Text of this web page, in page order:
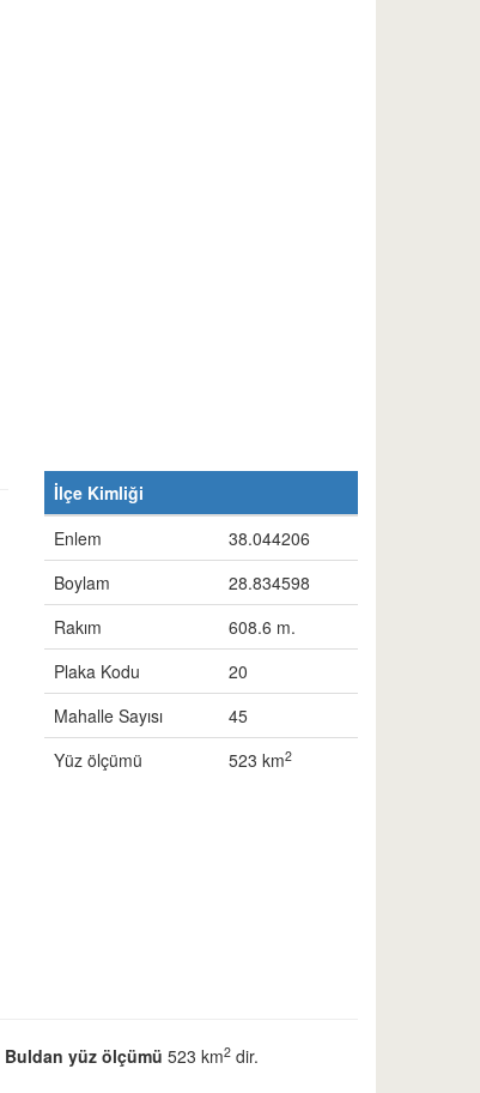
İlçe Kimliği
Enlem
38.044206
Boylam
28.834598
Rakım
608.6 m.
Plaka Kodu
20
Mahalle Sayısı
45
Yüz ölçümü
523 km2
Buldan yüz ölçümü 523 km2 dir.